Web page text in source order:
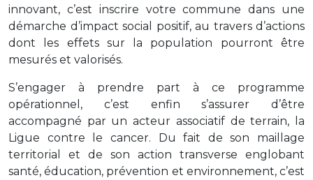
innovant, c’est inscrire votre commune dans une
démarche d’impact social positif, au travers d’actions
dont les effets sur la population pourront être
mesurés et valorisés.
S’engager à prendre part à ce programme
opérationnel, c’est enfin s’assurer d’être
accompagné par un acteur associatif de terrain, la
Ligue contre le cancer. Du fait de son maillage
territorial et de son action transverse englobant
santé, éducation, prévention et environnement, c’est